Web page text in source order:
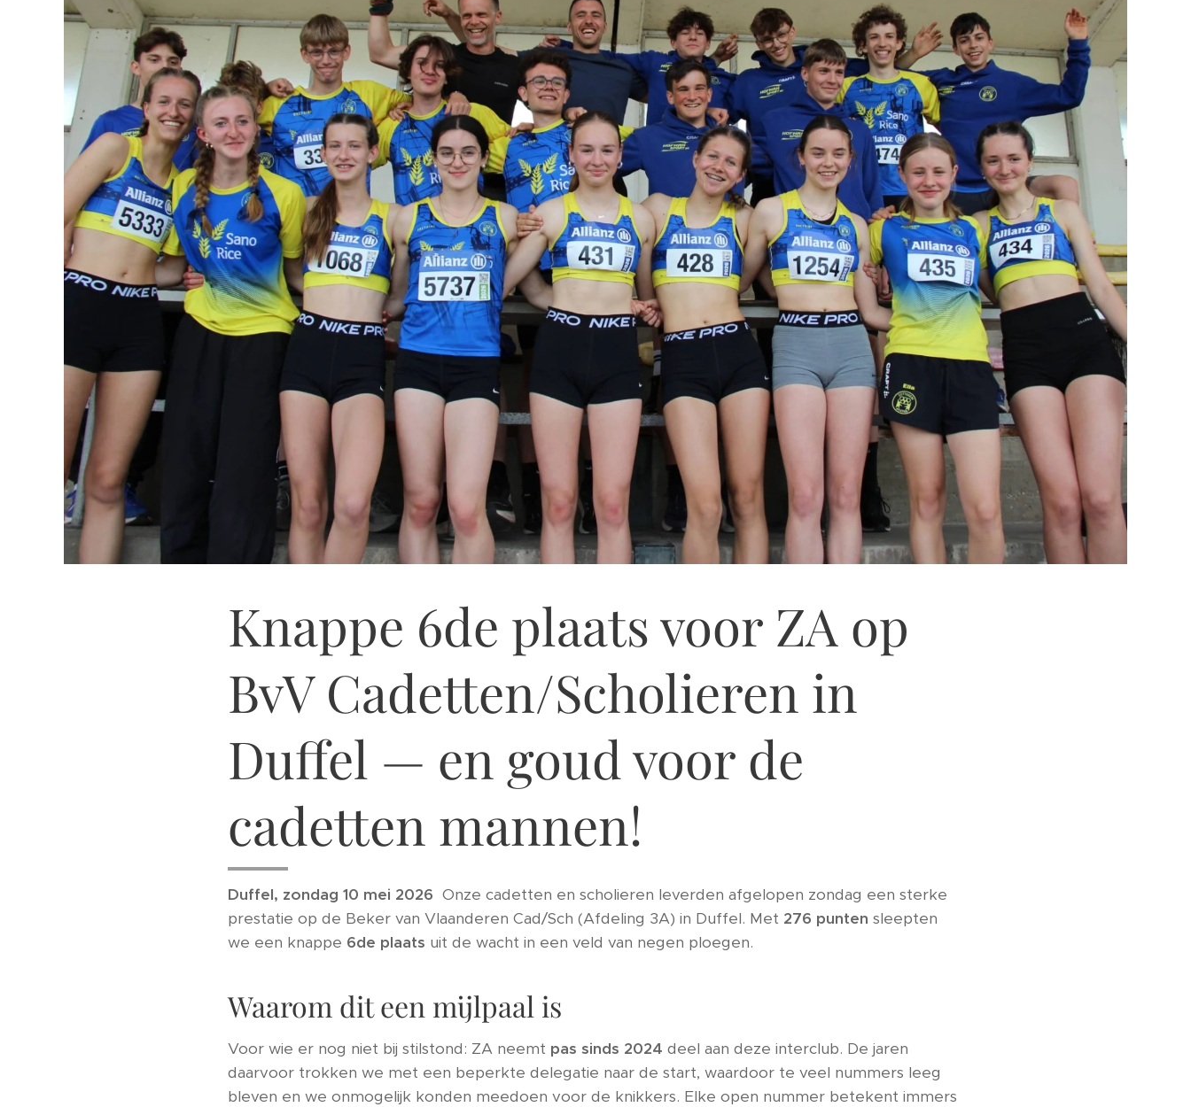
Knappe 6de plaats voor ZA op
BvV Cadetten/Scholieren in
Duffel — en goud voor de
cadetten mannen!
Duffel, zondag 10 mei 2026 Onze cadetten en scholieren leverden afgelopen zondag een sterke
prestatie op de Beker van Vlaanderen Cad/Sch (Afdeling 3A) in Duffel. Met 276 punten sleepten
we een knappe 6de plaats uit de wacht in een veld van negen ploegen.
Waarom dit een mijlpaal is
Voor wie er nog niet bij stilstond: ZA neemt pas sinds 2024 deel aan deze interclub. De jaren
daarvoor trokken we met een beperkte delegatie naar de start, waardoor te veel nummers leeg
bleven en we onmogelijk konden meedoen voor de knikkers. Elke open nummer betekent immers